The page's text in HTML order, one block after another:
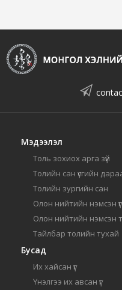
Мэдээлэл
Толь зохиох арга зүй
Толийн сан үсгийн
Толийн зургийн сан
Олон нийтийн нэмсэн үг
Олон нийтийн нэмсэн
Тайлбар толийн тухай
Бусад
Их хайсан үг
Үнэлгээ их авсан үг